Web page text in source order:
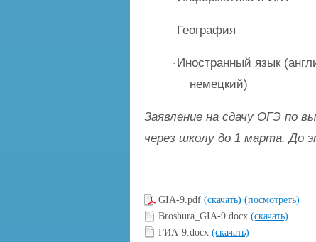
· География
· Иностранный язык
немецкий)
Заявление на сдачу ОГЭ по
через школу до 1 марта. До
GIA-9.pdf (скачать) (посмотреть)
Broshura_GIA-9.docx (скачать)
ГИА-9.docx (скачать)